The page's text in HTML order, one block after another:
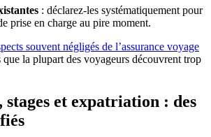
: déclarez-les systématiquement pour
prise en charge au pire moment.
souvent négligés de l’assurance voyage
que la plupart des voyageurs découvrent trop
stages et expatriation : des